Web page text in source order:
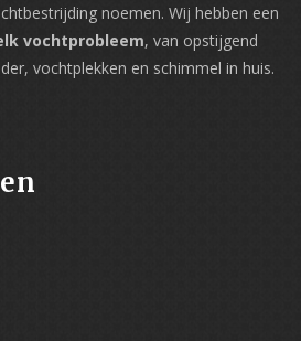
noemen. Wij hebben een
vochtprobleem, van opstijgend
vochtplekken en schimmel in huis.